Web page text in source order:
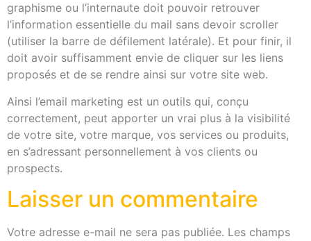
graphisme ou l’internaute doit pouvoir retrouver
l’information essentielle du mail sans devoir scroller
(utiliser la barre de défilement latérale). Et pour finir, il
doit avoir suffisamment envie de cliquer sur les liens
proposés et de se rendre ainsi sur votre site web.
Ainsi l’email marketing est un outils qui, conçu
correctement, peut apporter un vrai plus à la visibilité
de votre site, votre marque, vos services ou produits,
en s’adressant personnellement à vos clients ou
prospects.
Laisser un commentaire
Votre adresse e-mail ne sera pas publiée. Les champs